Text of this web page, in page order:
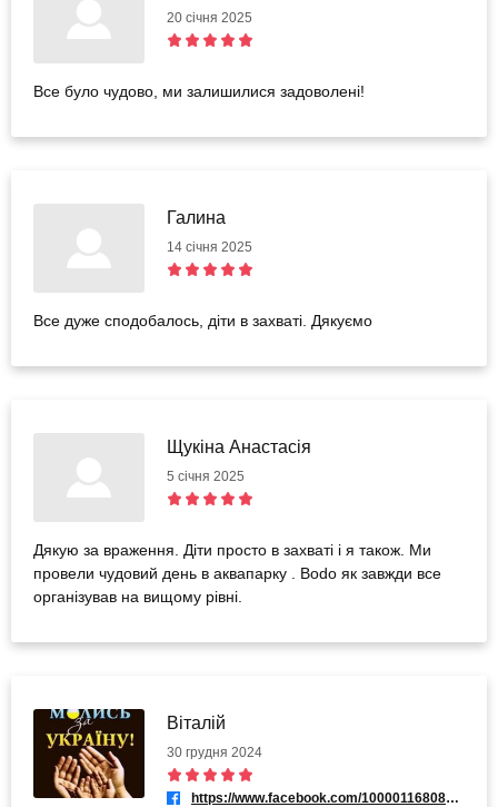
20 січня 2025
Все було чудово, ми залишилися задоволені!
Галина
14 січня 2025
Все дуже сподобалось, діти в захваті. Дякуємо
Щукіна Анастасія
5 січня 2025
Дякую за враження. Діти просто в захваті і я також. Ми
провели чудовий день в аквапарку . Bodo як завжди все
організував на вищому рівні.
Віталій
30 грудня 2024
https://www.facebook.com/100001168088965